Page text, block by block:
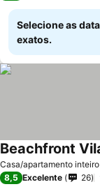
Selecione as
exatos.
Casa/apartamento inteiro
Beachfront
8,5 Excelente 26